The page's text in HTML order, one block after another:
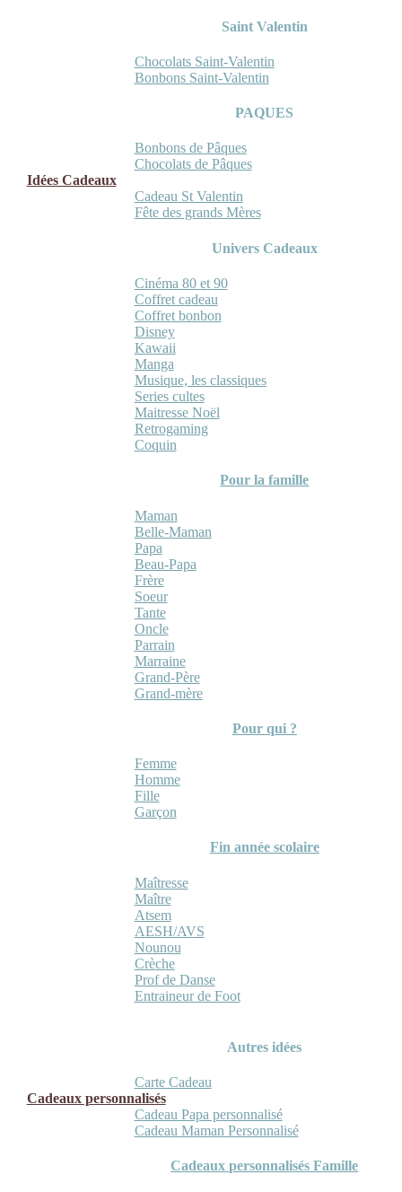
Saint Valentin
Chocolats Saint-Valentin
Bonbons Saint-Valentin
PAQUES
Bonbons de Pâques
Chocolats de Pâques
Idées Cadeaux
Cadeau St Valentin
Fête des grands Mères
Univers Cadeaux
Cinéma 80 et 90
Coffret cadeau
Coffret bonbon
Disney
Kawaii
Manga
Musique, les classiques
Series cultes
Maitresse Noël
Retrogaming
Coquin
Pour la famille
Maman
Belle-Maman
Papa
Beau-Papa
Frère
Soeur
Tante
Oncle
Parrain
Marraine
Grand-Père
Grand-mère
Pour qui ?
Femme
Homme
Fille
Garçon
Fin année scolaire
Maîtresse
Maître
Atsem
AESH/AVS
Nounou
Crèche
Prof de Danse
Entraineur de Foot
Autres idées
Carte Cadeau
Cadeaux personnalisés
Cadeau Papa personnalisé
Cadeau Maman Personnalisé
Cadeaux personnalisés Famille